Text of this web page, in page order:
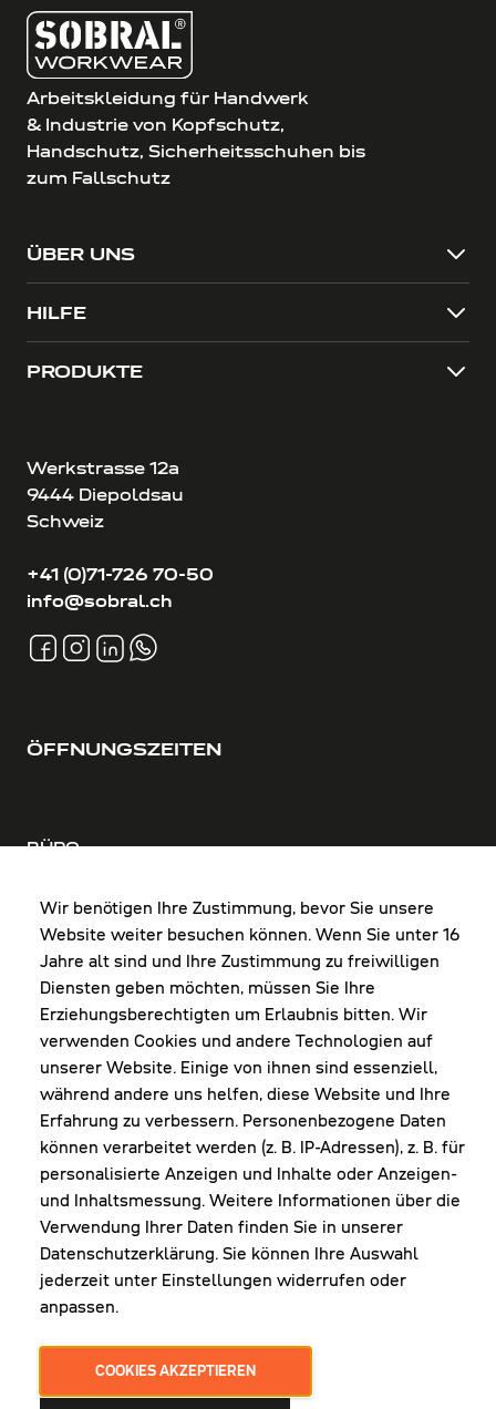
Wir benötigen Ihre Zustimmung, bevor Sie unsere
Website weiter besuchen können. Wenn Sie unter 16
Jahre alt sind und Ihre Zustimmung zu freiwilligen
Diensten geben möchten, müssen Sie Ihre
Erziehungsberechtigten um Erlaubnis bitten. Wir
verwenden Cookies und andere Technologien auf
unserer Website. Einige von ihnen sind essenziell,
während andere uns helfen, diese Website und Ihre
Erfahrung zu verbessern. Personenbezogene Daten
können verarbeitet werden (z. B. IP-Adressen), z. B. für
personalisierte Anzeigen und Inhalte oder Anzeigen-
und Inhaltsmessung. Weitere Informationen über die
Verwendung Ihrer Daten finden Sie in unserer
Datenschutzerklärung. Sie können Ihre Auswahl
jederzeit unter Einstellungen widerrufen oder
anpassen.
COOKIES AKZEPTIEREN
Arbeitskleidung für Handwerk
& Industrie von Kopfschutz,
Handschutz, Sicherheitsschuhen bis
zum Fallschutz
ÜBER UNS
HILFE
PRODUKTE
Werkstrasse 12a
9444 Diepoldsau
Schweiz
+41 (0)71-726 70-50
info@sobral.ch
ÖFFNUNGSZEITEN
BÜRO
FR: 8:00-12:00 & 13:00-16:00 Uhr
Shop Diepoldsau
MO-Do: 8:00-12:00 & 13:00-17:30 Uhr
Fr: 8:00-16:00 Uhr
1. Samstag im Monat: 9:00-16:00 Uhr
NEWSLETTER
Erhalte Infos zu aktueller Arbeitskleidung für
deine Firma und unseren Service